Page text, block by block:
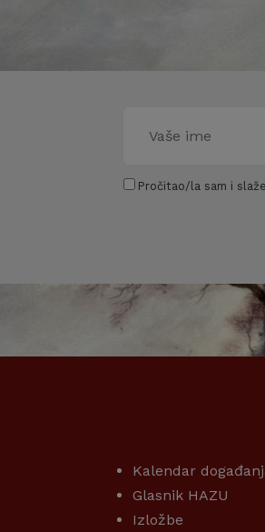
Pročitao/la sam i
Kalendar
Glasnik HAZU
Izložbe